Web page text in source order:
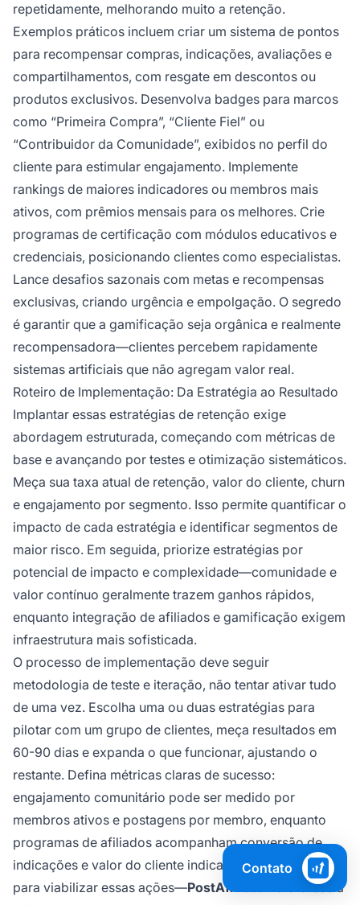
repetidamente, melhorando muito a retenção.
Exemplos práticos incluem criar um sistema de pontos
para recompensar compras, indicações, avaliações e
compartilhamentos, com resgate em descontos ou
produtos exclusivos. Desenvolva badges para marcos
como “Primeira Compra”, “Cliente Fiel” ou
“Contribuidor da Comunidade”, exibidos no perfil do
cliente para estimular engajamento. Implemente
rankings de maiores indicadores ou membros mais
ativos, com prêmios mensais para os melhores. Crie
programas de certificação com módulos educativos e
credenciais, posicionando clientes como especialistas.
Lance desafios sazonais com metas e recompensas
exclusivas, criando urgência e empolgação. O segredo
é garantir que a gamificação seja orgânica e realmente
recompensadora—clientes percebem rapidamente
sistemas artificiais que não agregam valor real.
Roteiro de Implementação: Da Estratégia ao Resultado
Implantar essas estratégias de retenção exige
abordagem estruturada, começando com métricas de
base e avançando por testes e otimização sistemáticos.
Meça sua taxa atual de retenção, valor do cliente, churn
e engajamento por segmento. Isso permite quantificar o
impacto de cada estratégia e identificar segmentos de
maior risco. Em seguida, priorize estratégias por
potencial de impacto e complexidade—comunidade e
valor contínuo geralmente trazem ganhos rápidos,
enquanto integração de afiliados e gamificação exigem
infraestrutura mais sofisticada.
O processo de implementação deve seguir
metodologia de teste e iteração, não tentar ativar tudo
de uma vez. Escolha uma ou duas estratégias para
pilotar com um grupo de clientes, meça resultados em
60-90 dias e expanda o que funcionar, ajustando o
restante. Defina métricas claras de sucesso:
engajamento comunitário pode ser medido por
membros ativos e postagens por membro, enquanto
programas de afiliados acompanham conversão de
indicações e valor do cliente indicado. Use tecnologia
para viabilizar essas ações—PostAffiliatePro
oferece a
Contato